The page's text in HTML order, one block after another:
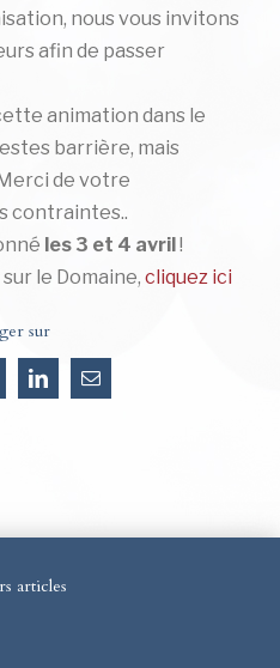
nous vous invitons
afin de passer
animation dans le
barrière, mais
de votre
contraintes..
les 3 et 4 avril !
le Domaine, cliquez ici
sur
LinkedInEmail
articles